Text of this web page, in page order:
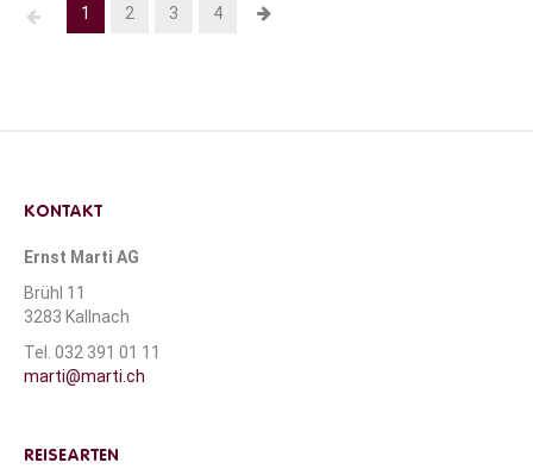
1 2 3 4
KONTAKT
Ernst Marti AG
Brühl 11
3283 Kallnach
Tel. 032 391 01 11
marti@marti.ch
REISEARTEN